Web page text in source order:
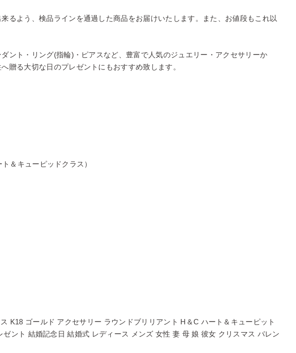
るよう、検品ラインを通過した商品をお届けいたします。また、お値段もこれ以
ント・リング(指輪)・ピアスなど、豊富で人気のジュエリー・アクセサリーか
贈る大切な日のプレゼントにもおすすめ致します。
＆キューピッドクラス）
K18 ゴールド アクセサリー ラウンドブリリアント H＆C ハート＆キューピット
ント 結婚記念日 結婚式 レディース メンズ 女性 妻 母 娘 彼女 クリスマス バレン